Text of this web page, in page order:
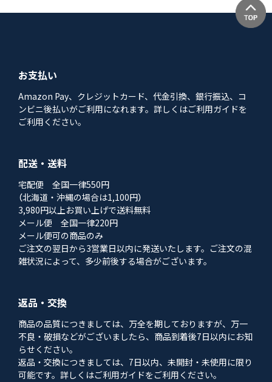
お支払い
Amazon Pay、クレジットカード、代金引換、銀行振込、コ
ンビニ後払いがご利用になれます。詳しくはご利用ガイドを
ご利用ください。
配送・送料
宅配便 全国一律550円
（北海道・沖縄の場合は1,100円）
3,980円以上お買い上げで送料無料
メール便 全国一律220円
メール便可の商品のみ
ご注文の翌日から3営業日以内に発送いたします。ご注文の混
雑状況によって、多少前後する場合がございます。
返品・交換
商品の品質につきましては、万全を期しておりますが、万一
不良・破損などがございましたら、商品到着後7日以内にお知
らせください。
返品・交換につきましては、7日以内、未開封・未使用に限り
可能です。詳しくはご利用ガイドをご利用ください。